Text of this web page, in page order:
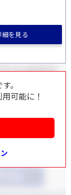
細を見る
。
可能に！